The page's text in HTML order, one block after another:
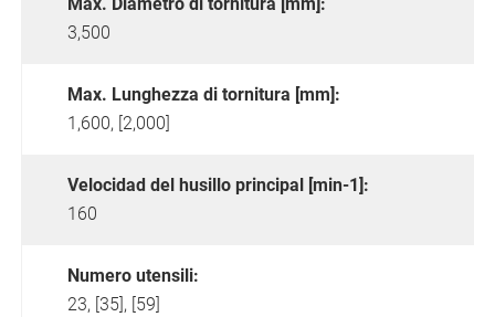
3,500
Max. Lunghezza di tornitura [mm]:
1,600, [2,000]
Velocidad del husillo principal [min-1]:
160
Numero utensili:
23, [35], [59]